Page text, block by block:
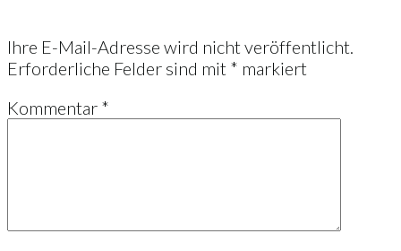
Ihre E-Mail-Adresse wird nicht veröffentlicht.
Erforderliche Felder sind mit * markiert
Kommentar *